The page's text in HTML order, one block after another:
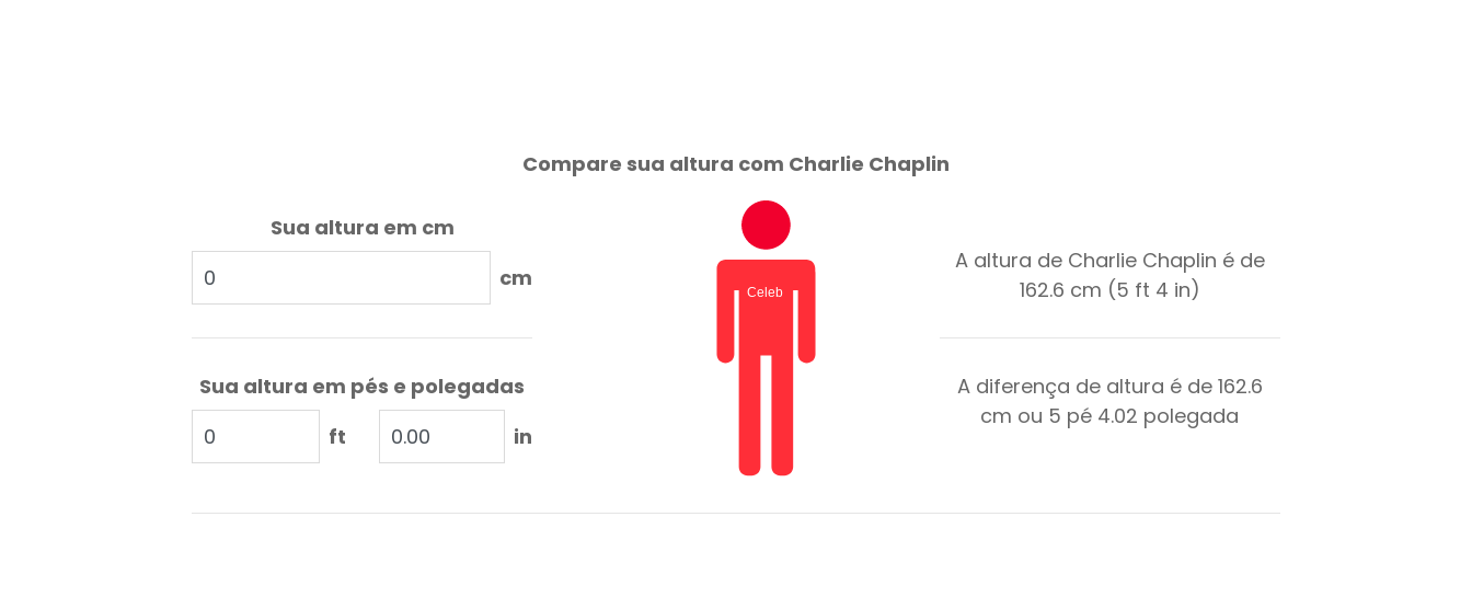
Compare sua altura com Charlie Chaplin
Sua altura em cm
cm
Sua altura em pés e polegadas
ft
in
A altura de Charlie Chaplin é de
162.6 cm (5 ft 4 in)
A diferença de altura é de 162.6
cm ou 5 pé 4.02 polegada